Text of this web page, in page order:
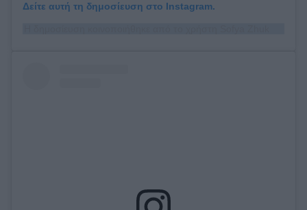
Δείτε αυτή τη δημοσίευση στο Instagram.